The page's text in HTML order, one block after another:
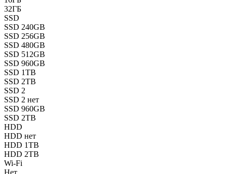
32ГБ
SSD
SSD 240GB
SSD 256GB
SSD 480GB
SSD 512GB
SSD 960GB
SSD 1TB
SSD 2TB
SSD 2
SSD 2 нет
SSD 960GB
SSD 2TB
HDD
HDD нет
HDD 1TB
HDD 2TB
Wi-Fi
Нет